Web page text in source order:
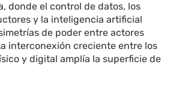
donde el control de datos, los
y la inteligencia artificial
de poder entre actores
interconexión creciente entre los
y digital amplía la superficie de